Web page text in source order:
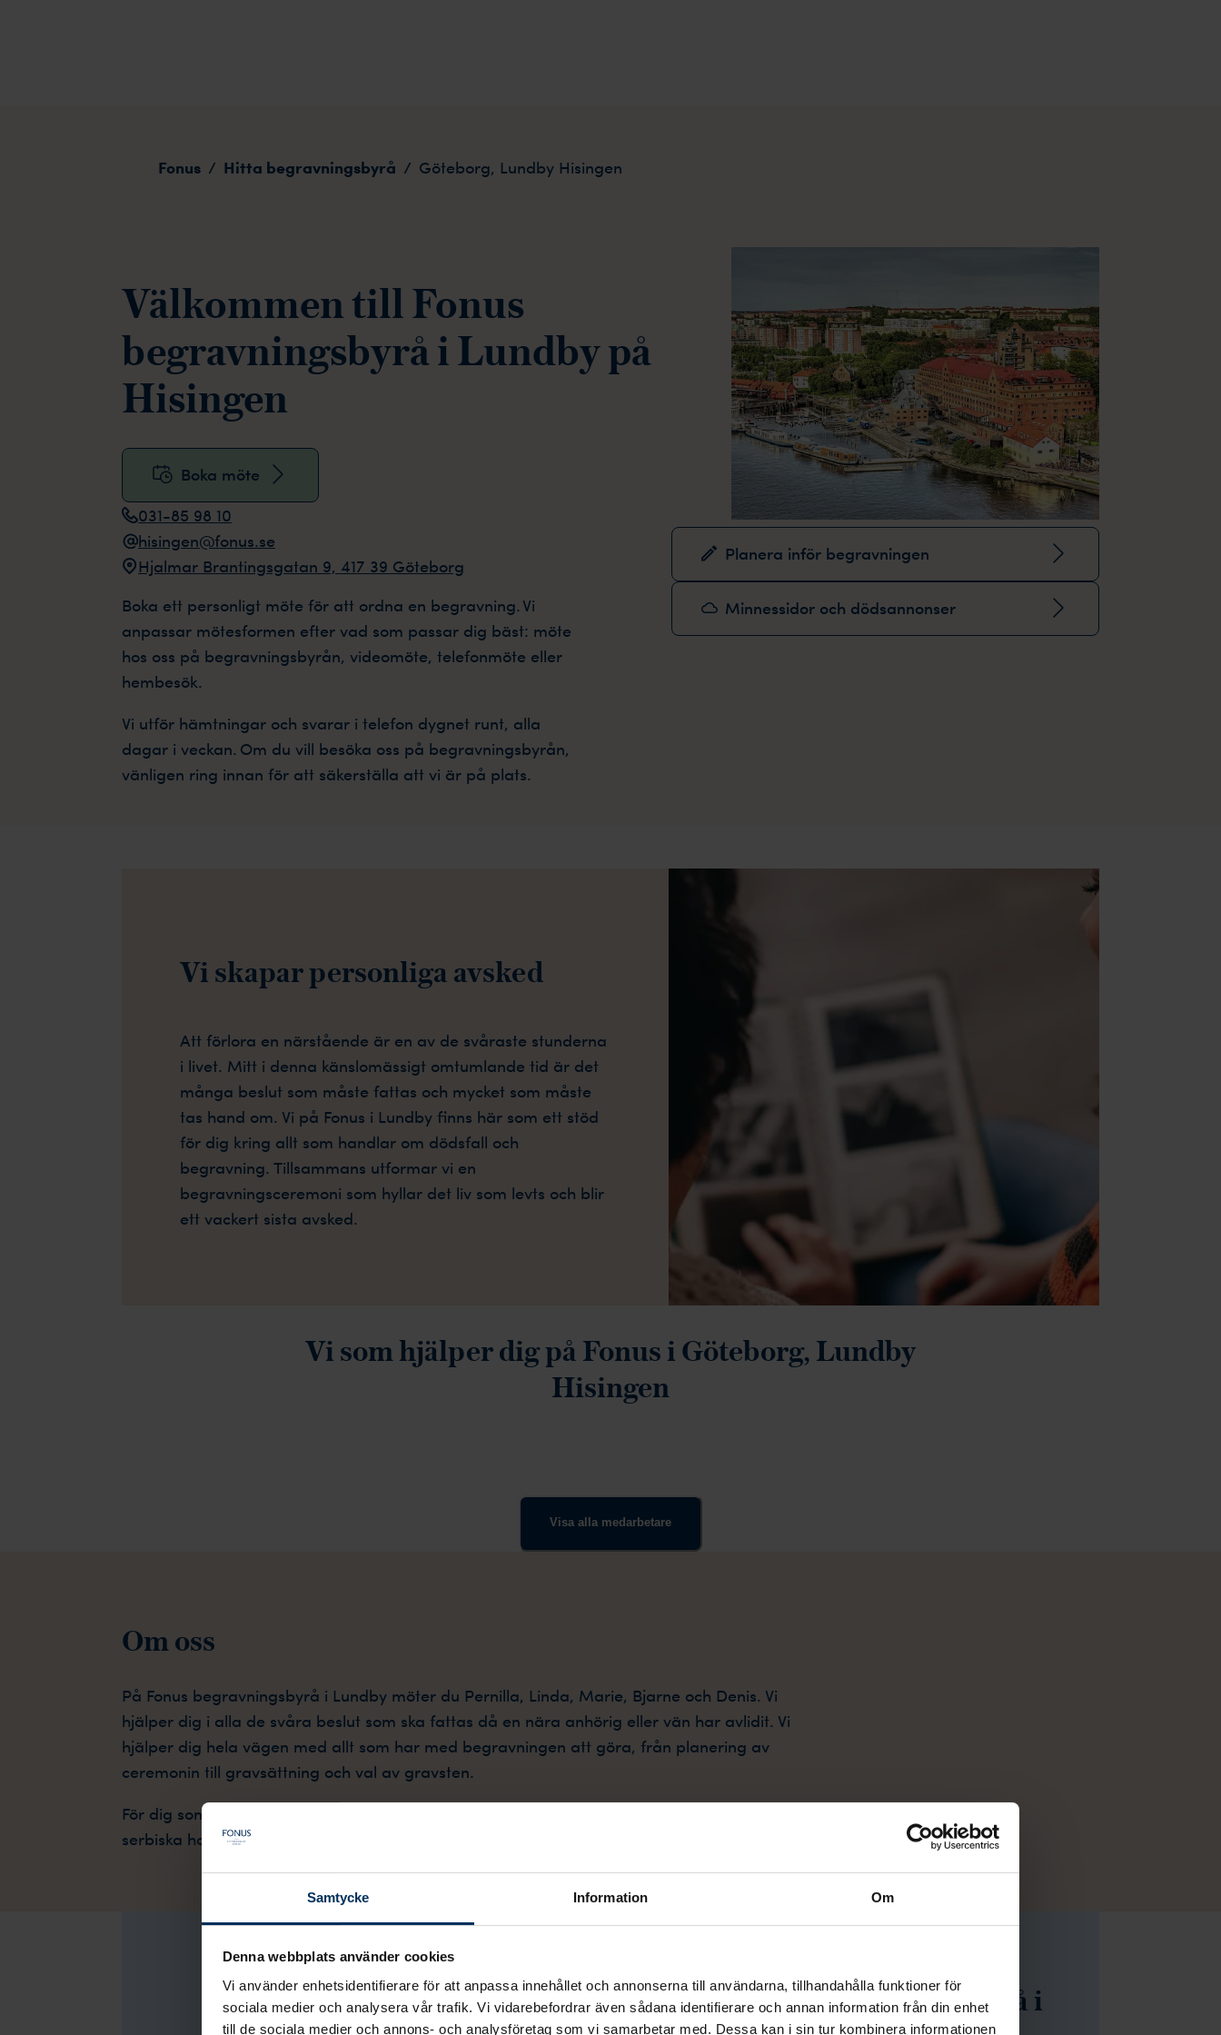
Samtycke Information Om
Denna webbplats använder cookies
Vi använder enhetsidentifierare för att anpassa innehållet och annonserna till användarna, tillhandahålla funktioner för
sociala medier och analysera vår trafik. Vi vidarebefordrar även sådana identifierare och annan information från din enhet
till de sociala medier och annons- och analysföretag som vi samarbetar med. Dessa kan i sin tur kombinera informationen
Fonus / Hitta begravningsbyrå / Göteborg, Lundby Hisingen
Välkommen till Fonus
begravningsbyrå i Lundby på
Hisingen
Boka möte
031-85 98 10
hisingen@fonus.se
Hjalmar Brantingsgatan 9, 417 39 Göteborg
Boka ett personligt möte för att ordna en begravning. Vi
anpassar mötesformen efter vad som passar dig bäst: möte
hos oss på begravningsbyrån, videomöte, telefonmöte eller
hembesök.
Vi utför hämtningar och svarar i telefon dygnet runt, alla
dagar i veckan. Om du vill besöka oss på begravningsbyrån,
vänligen ring innan för att säkerställa att vi är på plats.
Planera inför begravningen
Minnessidor och dödsannonser
Vi skapar personliga avsked
Att förlora en närstående är en av de svåraste stunderna
i livet. Mitt i denna känslomässigt omtumlande tid är det
många beslut som måste fattas och mycket som måste
tas hand om. Vi på Fonus i Lundby finns här som ett stöd
för dig kring allt som handlar om dödsfall och
begravning. Tillsammans utformar vi en
begravningsceremoni som hyllar det liv som levts och blir
ett vackert sista avsked.
Vi som hjälper dig på Fonus i Göteborg, Lundby
Hisingen
Visa alla medarbetare
Om oss
På Fonus begravningsbyrå i Lundby möter du Pernilla, Linda, Marie, Bjarne och Denis. Vi
hjälper dig i alla de svåra beslut som ska fattas då en nära anhörig eller vän har avlidit. Vi
hjälper dig hela vägen med allt som har med begravningen att göra, från planering av
ceremonin till gravsättning och val av gravsten.
För dig som önskar finns möjlighet att boka möte på engelska, makedonska, bosniska och
serbiska hos oss.
Hitta till Fonus begravningsbyrå i